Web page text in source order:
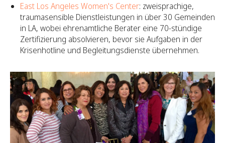
East Los Angeles Women's Center: zweisprachige,
traumasensible Dienstleistungen in über 30 Gemeinden
in LA, wobei ehrenamtliche Berater eine 70-stündige
Zertifizierung absolvieren, bevor sie Aufgaben in der
Krisenhotline und Begleitungsdienste übernehmen.